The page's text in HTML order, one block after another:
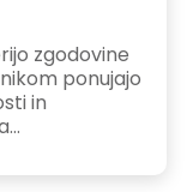
zgodovine
ponujajo
in